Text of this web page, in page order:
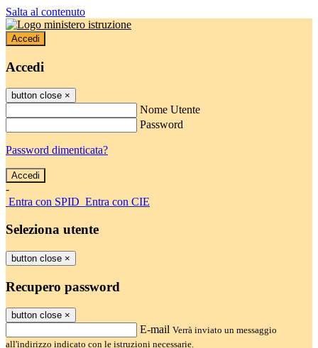
Salta al contenuto
Accedi
Accedi
button close ×
Nome Utente
Password
Password dimenticata?
-
Entra con SPID Entra con CIE
Seleziona utente
button close ×
Recupero password
button close ×
E-mail Verrà inviato un messaggio
all'indirizzo indicato con le istruzioni necessarie.